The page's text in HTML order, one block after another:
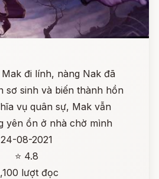
đi lính, nàng Nak đã
sơ sinh và biến thành hồn
vụ quân sự, Mak vẫn
yên ổn ở nhà chờ mình
24-08-2021
⭐ 4.8
lượt đọc